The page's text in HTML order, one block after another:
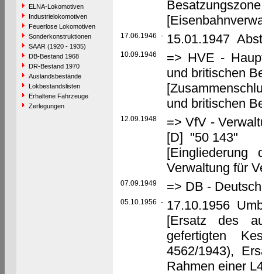
ELNA-Lokomotiven
Industrielokomotiven
Feuerlose Lokomotiven
Sonderkonstruktionen
SAAR (1920 - 1935)
DB-Bestand 1968
DR-Bestand 1970
Auslandsbestände
Lokbestandslisten
Erhaltene Fahrzeuge
Zerlegungen
17.06.1946 - 15.01.1947
10.09.1946
=> HVE -
und britischen
und britischen
12.09.1948
=> VfV -
[D] "50 143"
Verwaltung für
07.09.1949 => DB -
05.10.1956 - 17.10.1956
[Ersatz des
gefertigten
4562/1943),
Rahmen einer